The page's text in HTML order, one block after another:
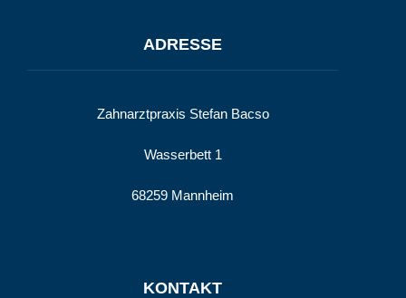
ADRESSE
Zahnarztpraxis Stefan Bacso
Wasserbett 1
68259 Mannheim
KONTAKT